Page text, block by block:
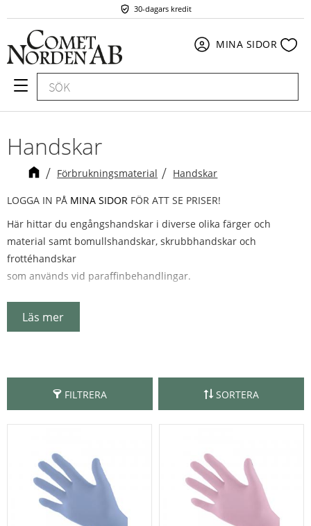
Meny
30-dagars kredit
MINA SIDOR
Handskar
Förbrukningsmaterial Handskar
LOGGA IN PÅ MINA SIDOR FÖR ATT SE PRISER!
Här hittar du engångshandskar i diverse olika färger och
material samt bomullshandskar, skrubbhandskar och
frottéhandskar
som används vid paraffinbehandlingar.
Vi erbjuder skyddshandskar med eller utan puder, i nitril, vinyl
Läs mer
FILTRERA SORTERA